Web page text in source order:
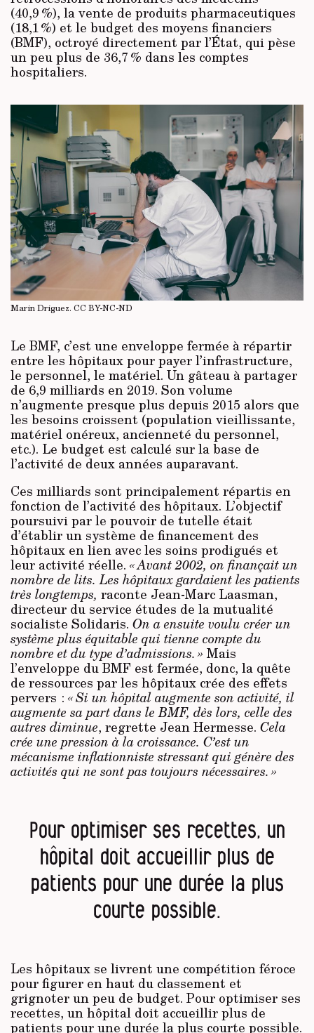
(40,9 %), la vente de produits pharmaceutiques
(18,1 %) et le budget des moyens financiers
(BMF), octroyé directement par l’État, qui pèse
un peu plus de 36,7 % dans les comptes
hospitaliers.
Marin Driguez. CC BY-NC-ND
Le BMF, c’est une enveloppe fermée à répartir
entre les hôpitaux pour payer l’infrastructure,
le personnel, le matériel. Un gâteau à partager
de 6,9 milliards en 2019. Son volume
n’augmente presque plus depuis 2015 alors que
les besoins croissent (population vieillissante,
matériel onéreux, ancienneté du personnel,
etc.). Le budget est calculé sur la base de
l’activité de deux années auparavant.
Ces milliards sont principalement répartis en
fonction de l’activité des hôpitaux. L’objectif
poursuivi par le pouvoir de tutelle était
d’établir un système de financement des
hôpitaux en lien avec les soins prodigués et
leur activité réelle. « Avant 2002, on finançait un
nombre de lits. Les hôpitaux gardaient les patients
très longtemps, raconte Jean-Marc Laasman,
directeur du service études de la mutualité
socialiste Solidaris. On a ensuite voulu créer un
système plus équitable qui tienne compte du
nombre et du type d’admissions. » Mais
l’enveloppe du BMF est fermée, donc, la quête
de ressources par les hôpitaux crée des effets
pervers : « Si un hôpital augmente son activité, il
augmente sa part dans le BMF, dès lors, celle des
autres diminue, regrette Jean Hermesse. Cela
crée une pression à la croissance. C’est un
mécanisme inflationniste stressant qui génère des
activités qui ne sont pas toujours nécessaires. »
Pour optimiser ses recettes, un
hôpital doit accueillir plus de
patients pour une durée la plus
courte possible.
Les hôpitaux se livrent une compétition féroce
pour figurer en haut du classement et
grignoter un peu de budget. Pour optimiser ses
recettes, un hôpital doit accueillir plus de
patients pour une durée la plus courte possible.